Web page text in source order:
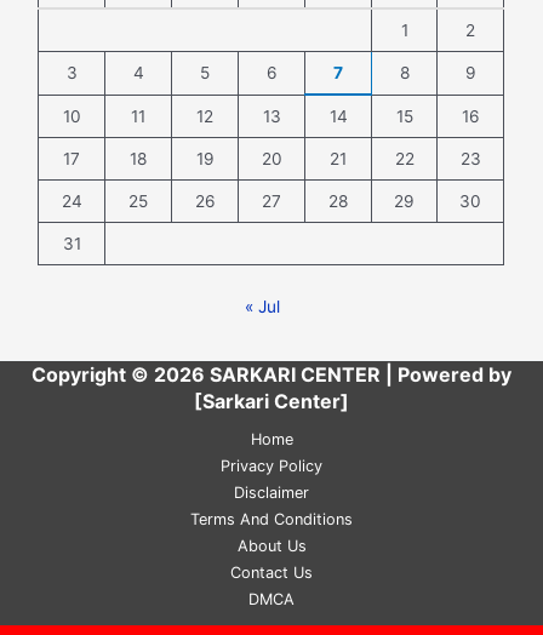
1 2
3 4 5 6 7 8 9
10 11 12 13 14 15 16
17 18 19 20 21 22 23
24 25 26 27 28 29 30
31
« Jul
Copyright © 2026 SARKARI CENTER | Powered by
[Sarkari Center]
Home
Privacy Policy
Disclaimer
Terms And Conditions
About Us
Contact Us
DMCA